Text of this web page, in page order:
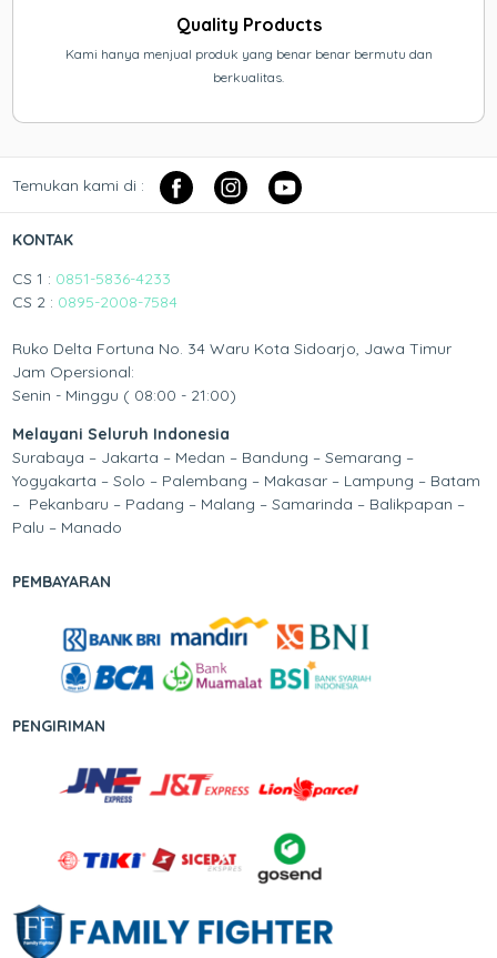
Quality Products
Kami hanya menjual produk yang benar benar bermutu dan
berkualitas.
Temukan kami di :
KONTAK
CS 1 : 0851-5836-4233
CS 2 : 0895-2008-7584
Ruko Delta Fortuna No. 34 Waru Kota Sidoarjo, Jawa Timur
Jam Opersional:
Senin - Minggu ( 08:00 - 21:00)
Melayani Seluruh Indonesia
Surabaya – Jakarta – Medan – Bandung – Semarang –
Yogyakarta – Solo – Palembang – Makasar – Lampung – Batam
– Pekanbaru – Padang – Malang – Samarinda – Balikpapan –
Palu – Manado
PEMBAYARAN
PENGIRIMAN